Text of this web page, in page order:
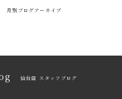
月別ブログアーカイブ
仙台店 スタッフブログ